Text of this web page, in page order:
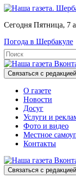
Сегодня Пятница, 7
Погода в Шербакуле
Связаться с редакцией
О газете
Новости
Досуг
Услуги и
Фото и видео
Местное
Контакты
Связаться с редакцией